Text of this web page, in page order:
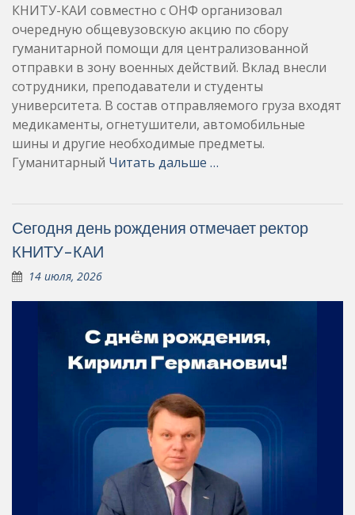
КНИТУ-КАИ совместно с ОНФ организовал
очередную общевузовскую акцию по сбору
гуманитарной помощи для централизованной
отправки в зону военных действий. Вклад внесли
сотрудники, преподаватели и студенты
университета. В состав отправляемого груза входят
медикаменты, огнетушители, автомобильные
шины и другие необходимые предметы.
Гуманитарный Читать дальше …
Сегодня день рождения отмечает ректор
КНИТУ-КАИ
14 июля, 2026